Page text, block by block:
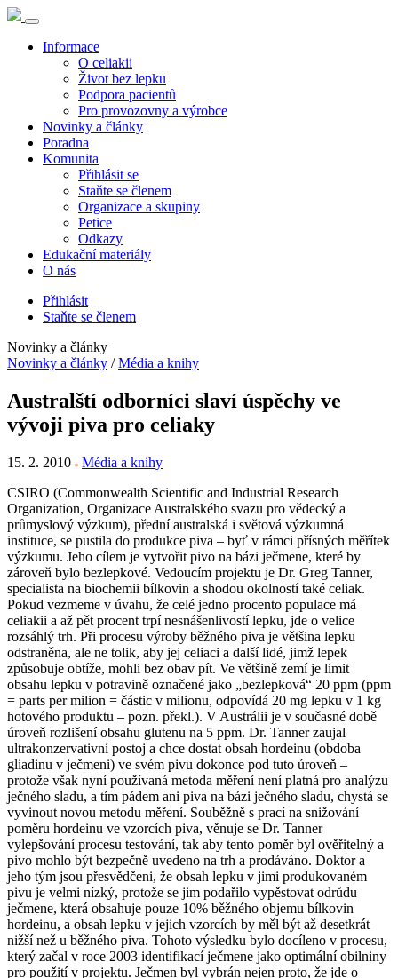
Informace
O celiakii
Život bez lepku
Podpora pacientů
Pro provozovny a výrobce
Novinky a články
Poradna
Komunita
Přihlásit se
Staňte se členem
Organizace a skupiny
Petice
Odkazy
Edukační materiály
O nás
Přihlásit
Staňte se členem
Novinky a články
Novinky a články / Média a knihy
Australští odborníci slaví úspěchy ve
vývoji piva pro celiaky
15. 2. 2010
Média a knihy
CSIRO (Commonwealth Scientific and Industrial Research
Organization, Organizace Australského svazu pro vědecký a
průmyslový výzkum), přední australská i světová výzkumná
instituce, se pustila do produkce piva – byť v rámci přísných měřítek
výzkumu. Jeho cílem je vytvořit pivo na bázi ječmene, které by
zároveň bylo bezlepkové. Vedoucím projektu je Dr. Greg Tanner,
specialista na biochemii bílkovin a shodou okolností také celiak.
Pokud vezmeme v úvahu, že celé jedno procento populace má
celiakii a až pět procent trpí nesnášenlivostí lepku, jde o velice
rozsáhlý trh. Při procesu výroby běžného piva je většina lepku
odstraněna, ale ne tolik, aby jej celiaci a další lidé, jimž lepek
způsobuje obtíže, mohli bez obav pít. Ve většině zemí je limit
obsahu lepku v potravině označené jako „bezlepková“ 20 ppm (ppm
= parts per milion = částic v milionu, odpovídá 20 mg lepku v 1 kg
hotového produktu – pozn. překl.). V Austrálii je v současné době
úroveň rozlišení obsahu glutenu na 5 ppm. Dr. Tanner zaujal
ultrakonzervativní postoj a chce dostat obsah hordeinu (obdoba
gliadinu v ječmeni) ve svém pivu dokonce pod tuto úroveň –
protože však nyní používaná metoda měření není platná pro analýzu
ječného sladu, a tím pádem ani piva na bázi ječného sladu, chystá se
vyvinout novou metodu měření. Souběžně s prací na snižování
poměru hordeinu ve vzorcích piva, věnuje se Dr. Tanner
vylepšování procesu testování, tak aby tento poměr byl ověřitelný a
pivo mohlo být bezpečně uvedeno na trh a prodáváno. Doktor a
jeho tým jsou přesvědčeni, že obsah lepku v jimi produkovaném
pivu je velmi nízký, protože se jim podařilo vypěstovat odrůdu
ječmene, která obsahuje pouze 10% běžného objemu bílkovin
hordeinu, a obsah lepku v jejich vzorcích by měl být až desetkrát
nižší než u běžného piva. Tohoto výsledku bylo docíleno v procesu,
který začal v roce 2003 identifikací ječmene jako optimální obilniny
pro použití v projektu. Ječmen byl vybrán nejen proto, že jde o